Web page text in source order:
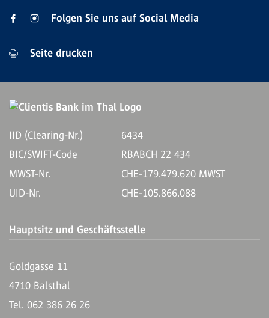
Folgen Sie uns auf Social Media
Seite drucken
IID (Clearing-Nr.)
6434
BIC/SWIFT-Code
RBABCH 22 434
MWST-Nr.
CHE-179.479.620 MWST
UID-Nr.
CHE-105.866.088
Hauptsitz und Geschäftsstelle
Goldgasse 11
4710 Balsthal
Tel. 062 386 26 26